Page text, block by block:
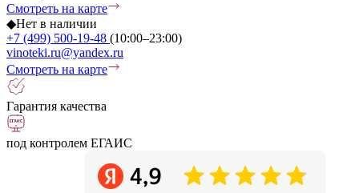
Смотреть на карте
◆Нет в наличии
+7 (499) 500-19-48 (10:00–23:00)
vinoteki.ru@yandex.ru
Смотреть на карте
Гарантия качества
под контролем ЕГАИС